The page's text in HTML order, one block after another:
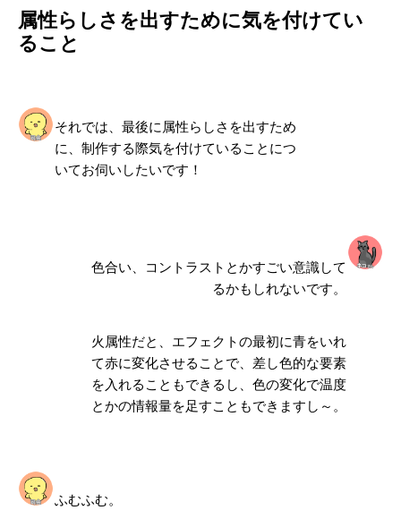
属性らしさを出すために気を付けてい
ること
それでは、最後に属性らしさを出すため
に、制作する際気を付けていることにつ
いてお伺いしたいです！
色合い、コントラスト とかすごい意識して
るかもしれないです。
火属性だと、エフェクトの最初に青をいれ
て赤に変化させることで、 差し色的な要素
を入れることもできるし、色の変化で温度
とかの情報量を足すこともできますし～。
ふむふむ。